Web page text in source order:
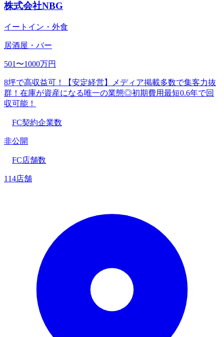
株式会社NBG
イートイン・外食
居酒屋・バー
501〜1000万円
8坪で高収益可！【安定経営】メディア掲載多数で集客力抜
群！在庫が資産になる唯一の業態◎初期費用最短0.6年で回
収可能！
FC契約企業数
非公開
FC店舗数
114店舗